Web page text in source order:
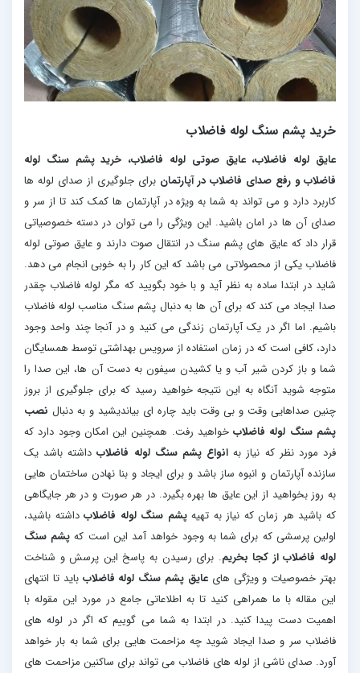
خرید پشم سنگ لوله فاضلاب
عایق لوله فاضلاب، عایق صوتی لوله فاضلاب، خرید پشم سنگ لوله
فاضلاب و رفع صدای فاضلاب در آپارتمان برای جلوگیری از صدای لوله ها
کاربرد دارد و می تواند به شما به ویژه در آپارتمان ها کمک کند تا از سر و
صدای آن ها در امان باشید. این ویژگی را می توان در دسته خصوصیاتی
قرار داد که عایق های پشم سنگ در انتقال صوت دارند و عایق صوتی لوله
فاضلاب یکی از محصولاتی می باشد که این کار را به خوبی انجام می دهد.
شاید در ابتدا ساده به نظر آید و با خود بگویید که مگر لوله فاضلاب چقدر
صدا ایجاد می کند که برای آن ها به دنبال پشم سنگ مناسب لوله فاضلاب
باشیم. اما اگر در یک آپارتمان زندگی می کنید و در آنجا چند واحد وجود
دارد، کافی است که در زمان استفاده از سرویس بهداشتی توسط همسایگان
شما و باز کردن شیر آب و یا کشیدن سیفون به دست آن ها، این صدا را
متوجه شوید آنگاه به این نتیجه خواهید رسید که برای جلوگیری از بروز
چنین صداهایی وقت و بی وقت باید چاره ای بیاندیشید و به دنبال نصب
پشم سنگ لوله فاضلابخواهید رفت. همچنین این امکان وجود دارد که
فرد مورد نظر که نیاز به انواع پشم سنگ لوله فاضلابداشته باشد یک
سازنده آپارتمان و انبوه ساز باشد و برای ایجاد و بنا نهادن ساختمان هایی
به روز بخواهید از این عایق ها بهره بگیرد. در هر صورت و در هر جایگاهی
که باشید هر زمان که نیاز به تهیهپشم سنگ لوله فاضلابداشته باشید،
اولین پرسشی که برای شما به وجود خواهد آمد این است که پشم سنگ
لوله فاضلاب از کجا بخریم. برای رسیدن به پاسخ این پرسش و شناخت
بهتر خصوصیات و ویژگی هایعایق پشم سنگ لوله فاضلابباید تا انتهای
این مقاله با ما همراهی کنید تا به اطلاعاتی جامع در مورد این مقوله با
اهمیت دست پیدا کنید. در ابتدا به شما می گوییم که اگر در لوله های
فاضلاب سر و صدا ایجاد شوید چه مزاحمت هایی برای شما به بار خواهد
آورد. صدای ناشی از لوله های فاضلاب می تواند برای ساکنین مزاحمت های